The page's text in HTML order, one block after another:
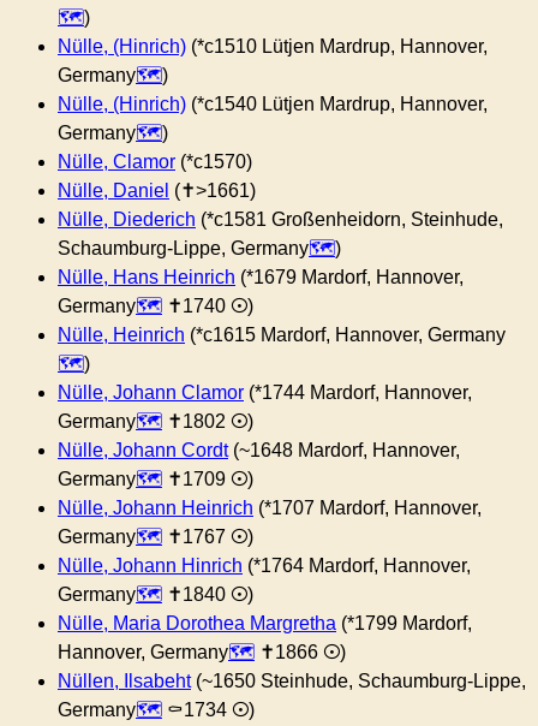
)
Nülle, (Hinrich) (*c1510 Lütjen Mardrup, Hannover,
Germany
)
Nülle, (Hinrich) (*c1540 Lütjen Mardrup, Hannover,
Germany
)
Nülle, Clamor (*c1570)
Nülle, Daniel (✝︎>1661)
Nülle, Diederich (*c1581 Großenheidorn, Steinhude,
Schaumburg-Lippe, Germany
)
Nülle, Hans Heinrich (*1679 Mardorf, Hannover,
Germany
✝︎1740 ⊙)
Nülle, Heinrich (*c1615 Mardorf, Hannover, Germany
)
Nülle, Johann Clamor (*1744 Mardorf, Hannover,
Germany
✝︎1802 ⊙)
Nülle, Johann Cordt(~1648 Mardorf, Hannover,
Germany
✝︎1709 ⊙)
Nülle, Johann Heinrich (*1707 Mardorf, Hannover,
Germany
✝︎1767 ⊙)
Nülle, Johann Hinrich (*1764 Mardorf, Hannover,
Germany
✝︎1840 ⊙)
Nülle, Maria Dorothea Margretha (*1799 Mardorf,
Hannover, Germany
✝︎1866 ⊙)
Nüllen, Ilsabeht(~1650 Steinhude, Schaumburg-Lippe,
Germany
⚰︎1734 ⊙)